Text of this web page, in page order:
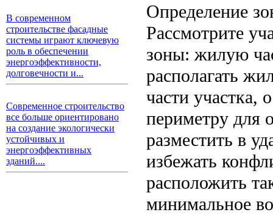
В современном
строительстве фасадные
системы играют ключевую
роль в обеспечении
энергоэффективности,
долговечности и...
Современное строительство
все больше ориентировано
на создание экологически
устойчивых и
энергоэффективных
зданий....
Определение
Рассмотрите
зоны: жилую
располагать
части участка,
периметру для
разместить в
избежать
расположить
минимальное